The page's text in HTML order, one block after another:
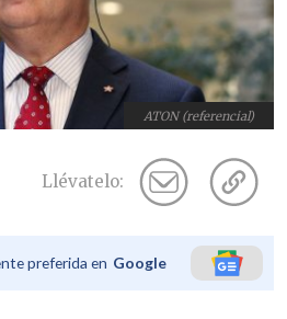
ATON (referencial)
Llévatelo:
preferida en Google